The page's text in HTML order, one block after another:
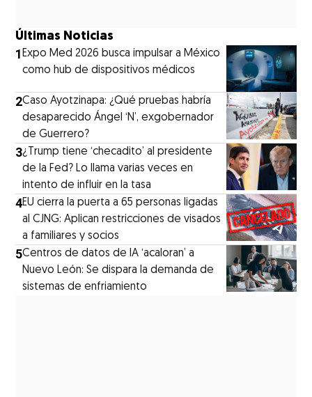
Últimas Noticias
1Expo Med 2026 busca impulsar a México
como hub de dispositivos médicos
2Caso Ayotzinapa: ¿Qué pruebas habría
desaparecido Ángel ‘N’, exgobernador
de Guerrero?
3¿Trump tiene ‘checadito’ al presidente
de la Fed? Lo llama varias veces en
intento de influir en la tasa
4EU cierra la puerta a 65 personas ligadas
al CJNG: Aplican restricciones de visados
a familiares y socios
5Centros de datos de IA ‘acaloran’ a
Nuevo León: Se dispara la demanda de
sistemas de enfriamiento